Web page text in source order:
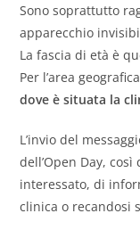
Sono soprattutto
apparecchio
La fascia di età è
Per l’area
dove è situata la
L’invio del
dell’Open Day,
interessato, di
clinica o recandosi